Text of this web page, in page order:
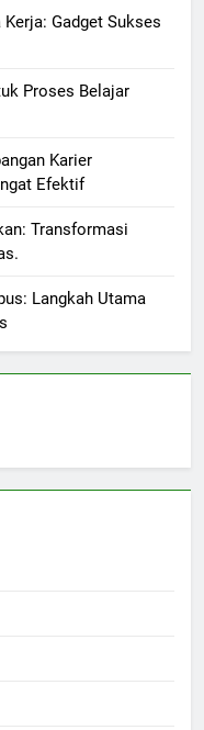
Gadget Sukses
Proses Belajar
Karier
Efektif
Transformasi
Langkah Utama